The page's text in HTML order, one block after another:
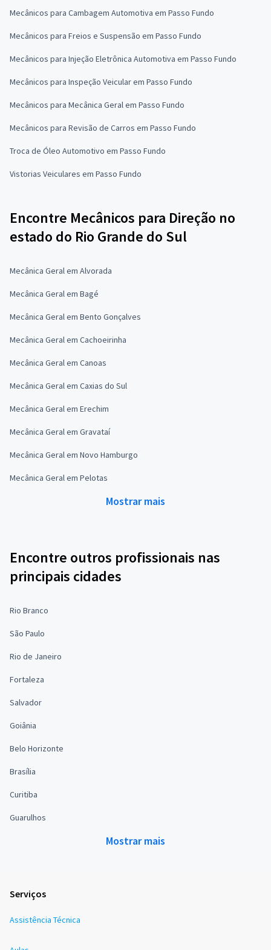
Mecânicos para Cambagem Automotiva em Passo Fundo
Mecânicos para Freios e Suspensão em Passo Fundo
Mecânicos para Injeção Eletrônica Automotiva em Passo Fundo
Mecânicos para Inspeção Veicular em Passo Fundo
Mecânicos para Mecânica Geral em Passo Fundo
Mecânicos para Revisão de Carros em Passo Fundo
Troca de Óleo Automotivo em Passo Fundo
Vistorias Veiculares em Passo Fundo
Encontre Mecânicos para Direção no
estado do Rio Grande do Sul
Mecânica Geral em Alvorada
Mecânica Geral em Bagé
Mecânica Geral em Bento Gonçalves
Mecânica Geral em Cachoeirinha
Mecânica Geral em Canoas
Mecânica Geral em Caxias do Sul
Mecânica Geral em Erechim
Mecânica Geral em Gravataí
Mecânica Geral em Novo Hamburgo
Mecânica Geral em Pelotas
Mostrar mais
Encontre outros profissionais nas
principais cidades
Rio Branco
São Paulo
Rio de Janeiro
Fortaleza
Salvador
Goiânia
Belo Horizonte
Brasília
Curitiba
Guarulhos
Mostrar mais
Serviços
Assistência Técnica